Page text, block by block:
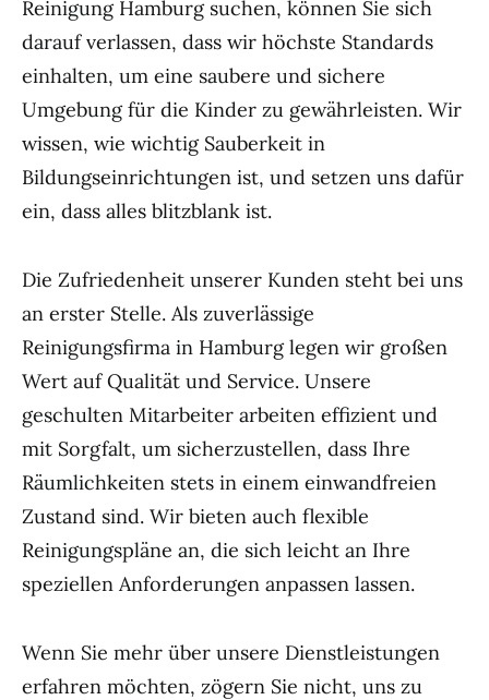
Reinigung Hamburg suchen, können Sie sich
darauf verlassen, dass wir höchste Standards
einhalten, um eine saubere und sichere
Umgebung für die Kinder zu gewährleisten. Wir
wissen, wie wichtig Sauberkeit in
Bildungseinrichtungen ist, und setzen uns dafür
ein, dass alles blitzblank ist.
Die Zufriedenheit unserer Kunden steht bei uns
an erster Stelle. Als zuverlässige
Reinigungsfirma in Hamburg legen wir großen
Wert auf Qualität und Service. Unsere
geschulten Mitarbeiter arbeiten effizient und
mit Sorgfalt, um sicherzustellen, dass Ihre
Räumlichkeiten stets in einem einwandfreien
Zustand sind. Wir bieten auch flexible
Reinigungspläne an, die sich leicht an Ihre
speziellen Anforderungen anpassen lassen.
Wenn Sie mehr über unsere Dienstleistungen
erfahren möchten, zögern Sie nicht, uns zu